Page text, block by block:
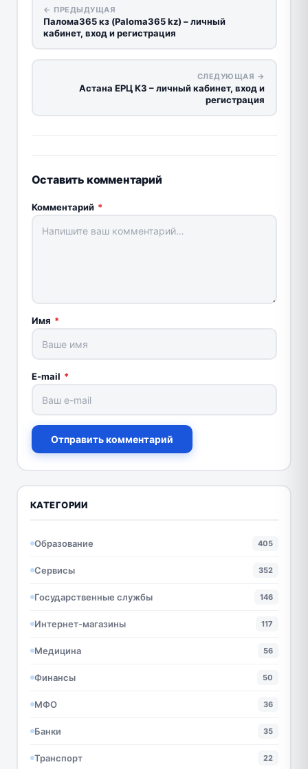
← ПРЕДЫДУЩАЯ
Палома365 кз (Paloma365 kz) – личный
кабинет, вход и регистрация
СЛЕДУЮЩАЯ →
Астана ЕРЦ КЗ – личный кабинет, вход и
регистрация
Оставить комментарий
Комментарий *
Имя *
E-mail *
Отправить комментарий
КАТЕГОРИИ
Образование 405
Сервисы 352
Государственные службы 146
Интернет-магазины 117
Медицина 56
Финансы 50
МФО 36
Банки 35
Транспорт 22